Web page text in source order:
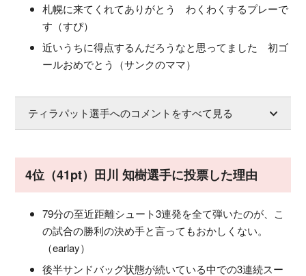
札幌に来てくれてありがとう わくわくするプレーで
す（すぴ）
近いうちに得点するんだろうなと思ってました 初ゴ
ールおめでとう（サンクのママ）
ティラパット選手へのコメントをすべて見る
4位（41pt）田川 知樹選手に投票した理由
79分の至近距離シュート3連発を全て弾いたのが、こ
の試合の勝利の決め手と言ってもおかしくない。
（earlay）
後半サンドバッグ状態が続いている中での3連続スー